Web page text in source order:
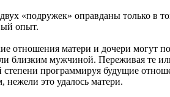
оправданы только в
опыт.
матери и дочери могут
близким мужчиной. Переживая те
программируя будущие
это удалось матери.